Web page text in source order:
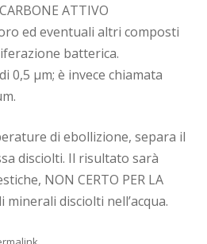
ATTIVO
ed eventuali altri composti
batterica.
0,5 µm; è invece chiamata
di ebollizione, separa il
disciolti. Il risultato sarà
NON CERTO PER LA
minerali disciolti nell’acqua.
.